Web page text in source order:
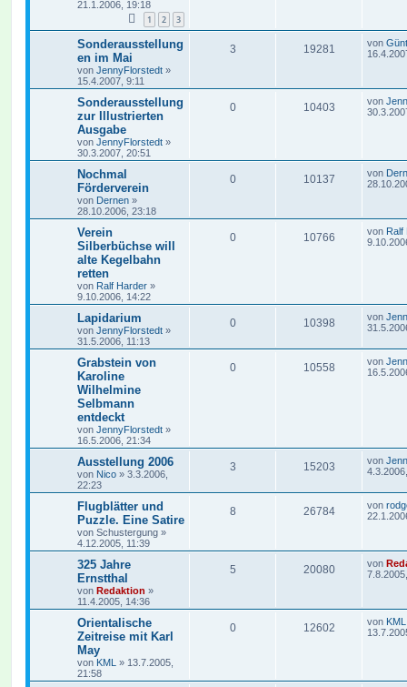
21.1.2006, 19:18
1 2 3
Sonderausstellung
en im Mai
von JennyFlorstedt »
15.4.2007, 9:11
3 19281 von
Sonderausstellung
zur Illustrierten
Ausgabe
von JennyFlorstedt »
30.3.2007, 20:51
0 10403 von
Nochmal
Förderverein
von Dernen »
28.10.2006, 23:18
0 10137 von
Verein
Silberbüchse will
alte Kegelbahn
retten
von Ralf Harder »
9.10.2006, 14:22
0 10766 von Ralf
Lapidarium
von JennyFlorstedt »
31.5.2006, 11:13
0 10398 von
Grabstein von
Karoline
Wilhelmine
Selbmann
entdeckt
von JennyFlorstedt »
16.5.2006, 21:34
0 10558 von
Ausstellung 2006
von Nico » 3.3.2006,
22:23
3 15203 von
Flugblätter und
Puzzle. Eine Satire
von Schustergung »
4.12.2005, 11:39
8 26784 von
325 Jahre
Ernstthal
von Redaktion »
11.4.2005, 14:36
5 20080 von
Orientalische
Zeitreise mit Karl
May
von KML » 13.7.2005,
21:58
0 12602 von KML